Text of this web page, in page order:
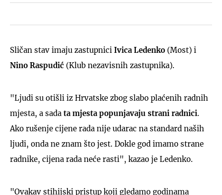
Sličan stav imaju zastupnici Ivica Ledenko (Most) i
Nino Raspudić (Klub nezavisnih zastupnika).
"Ljudi su otišli iz Hrvatske zbog slabo plaćenih radnih
mjesta, a sada ta mjesta popunjavaju strani radnici.
Ako rušenje cijene rada nije udarac na standard naših
ljudi, onda ne znam što jest. Dokle god imamo strane
radnike, cijena rada neće rasti", kazao je Ledenko.
"Ovakav stihijski pristup koji gledamo godinama